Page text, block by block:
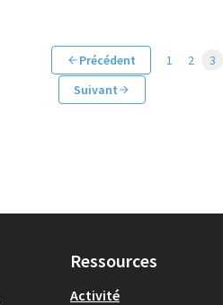
Précédent 1 2 3
Suivant
Ressources
Activité